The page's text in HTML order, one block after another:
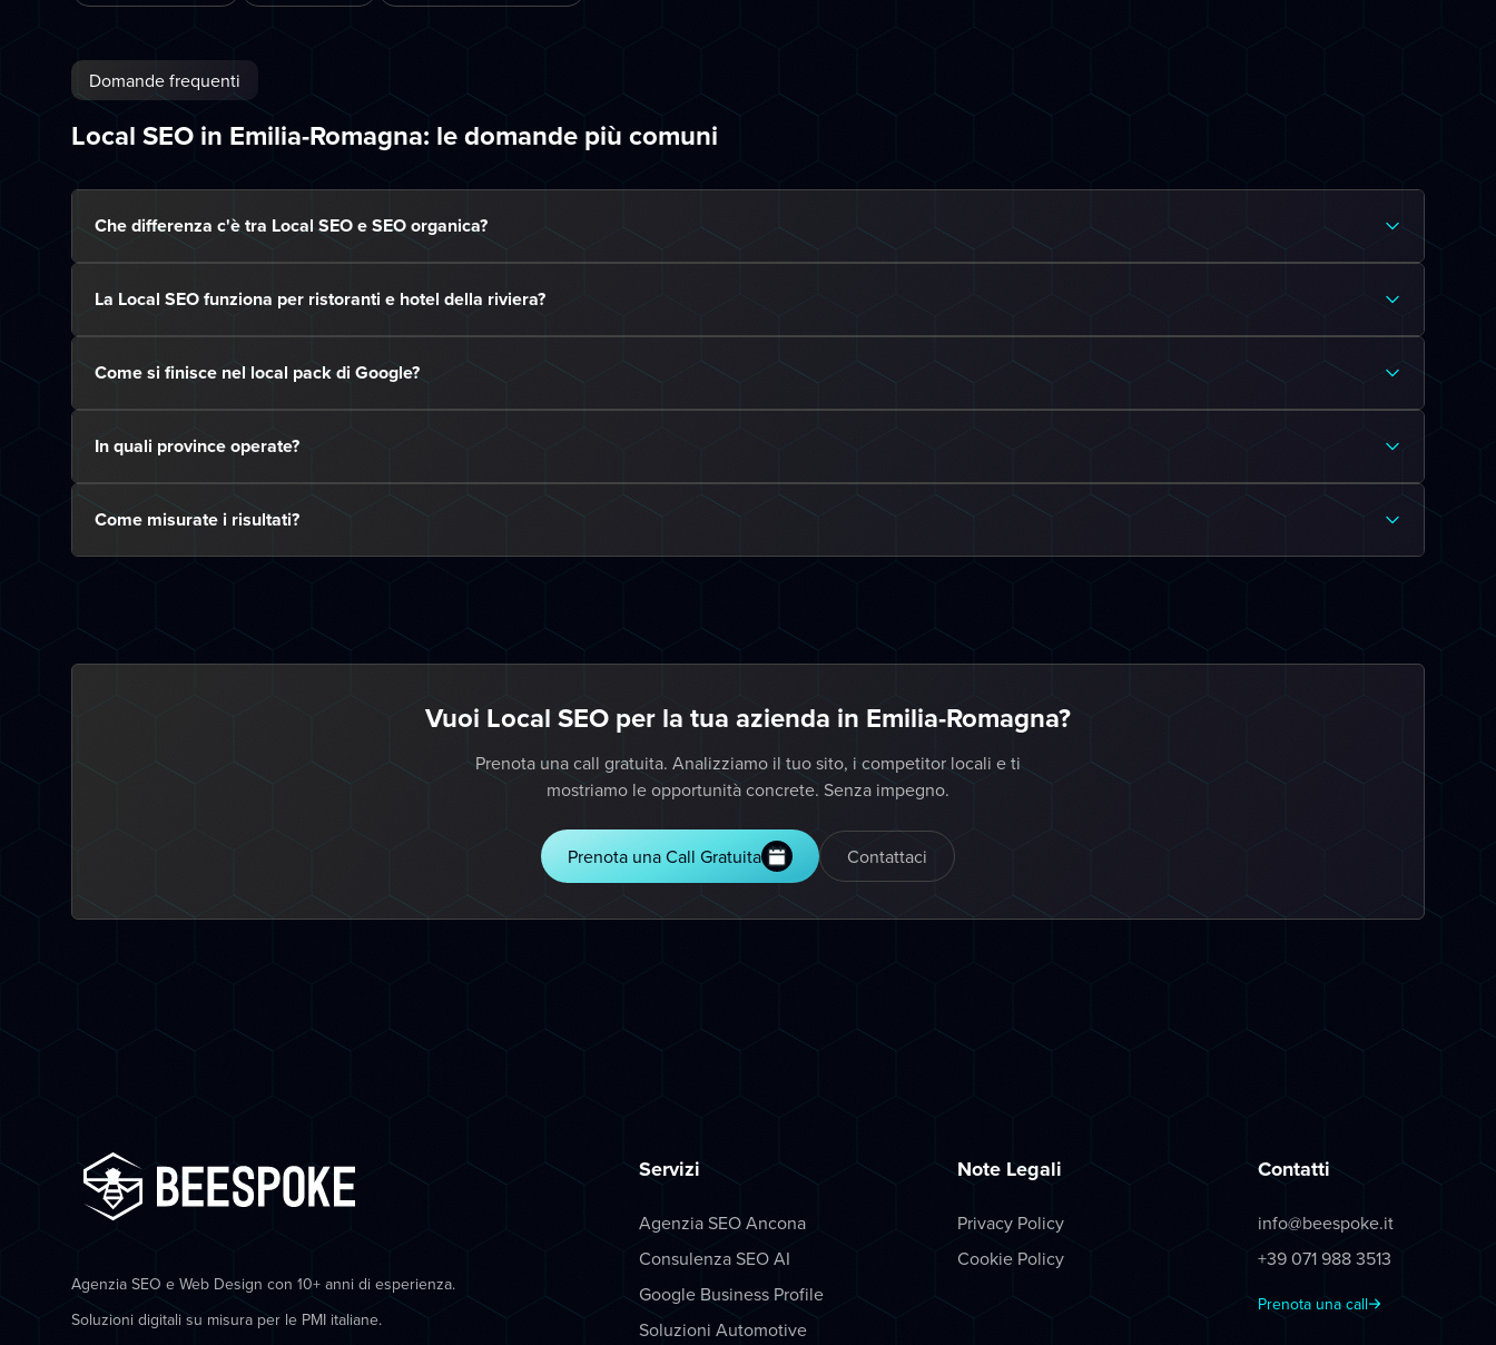
Domande frequenti
Local SEO in Emilia-Romagna: le domande più comuni
Che differenza c'è tra Local SEO e SEO organica?
La Local SEO funziona per ristoranti e hotel della riviera?
Come si finisce nel local pack di Google?
In quali province operate?
Come misurate i risultati?
Vuoi Local SEO per la tua azienda in Emilia-Romagna?
Prenota una call gratuita. Analizziamo il tuo sito, i competitor locali e ti
mostriamo le opportunità concrete. Senza impegno.
Prenota una Call Gratuita Contattaci
Agenzia SEO e Web Design con 10+ anni di esperienza.
Soluzioni digitali su misura per le PMI italiane.
Servizi
Agenzia SEO Ancona
Consulenza SEO AI
Google Business Profile
Soluzioni Automotive
Note Legali
Privacy Policy
Cookie Policy
Contatti
info@beespoke.it
+39 071 988 3513
Prenota una call